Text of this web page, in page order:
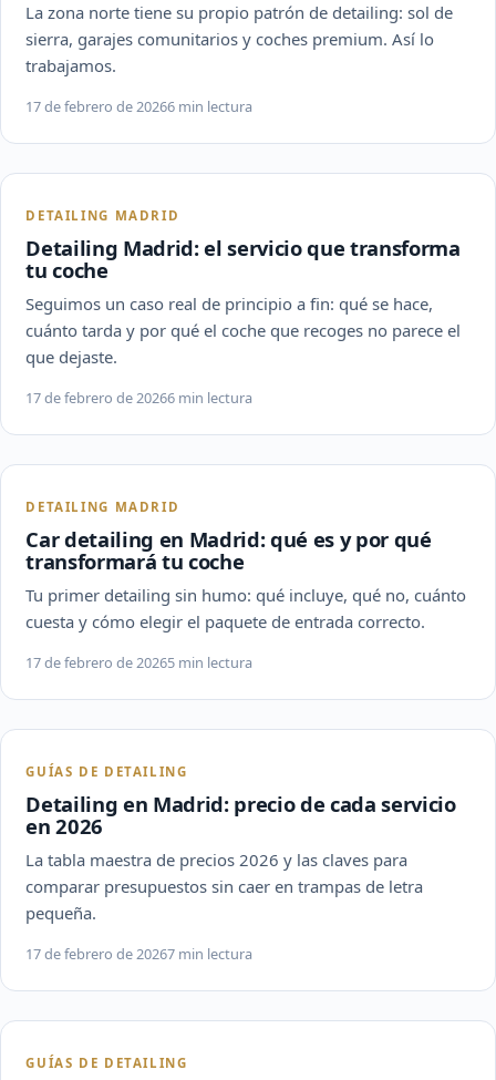
La zona norte tiene su propio patrón de detailing: sol de
sierra, garajes comunitarios y coches premium. Así lo
trabajamos.
17 de febrero de 20266 min lectura
DETAILING MADRID
Detailing Madrid: el servicio que transforma
tu coche
Seguimos un caso real de principio a fin: qué se hace,
cuánto tarda y por qué el coche que recoges no parece el
que dejaste.
17 de febrero de 20266 min lectura
DETAILING MADRID
Car detailing en Madrid: qué es y por qué
transformará tu coche
Tu primer detailing sin humo: qué incluye, qué no, cuánto
cuesta y cómo elegir el paquete de entrada correcto.
17 de febrero de 20265 min lectura
GUÍAS DE DETAILING
Detailing en Madrid: precio de cada servicio
en 2026
La tabla maestra de precios 2026 y las claves para
comparar presupuestos sin caer en trampas de letra
pequeña.
17 de febrero de 20267 min lectura
GUÍAS DE DETAILING